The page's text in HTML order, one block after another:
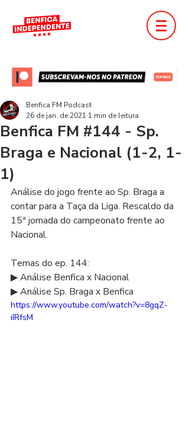
Benfica FM #144 - Sp.
Braga e Nacional (1-2, 1-
1)
Benfica FM Podcast
26 de jan. de 2021 1 min de leitura
Análise do jogo frente ao Sp. Braga a
contar para a Taça da Liga. Rescaldo da
15ª jornada do campeonato frente ao
Nacional.
Temas do ep. 144:
▶ Análise Benfica x Nacional
▶ Análise Sp. Braga x Benfica
https://www.youtube.com/watch?v=8gqZ-
iIRfsM